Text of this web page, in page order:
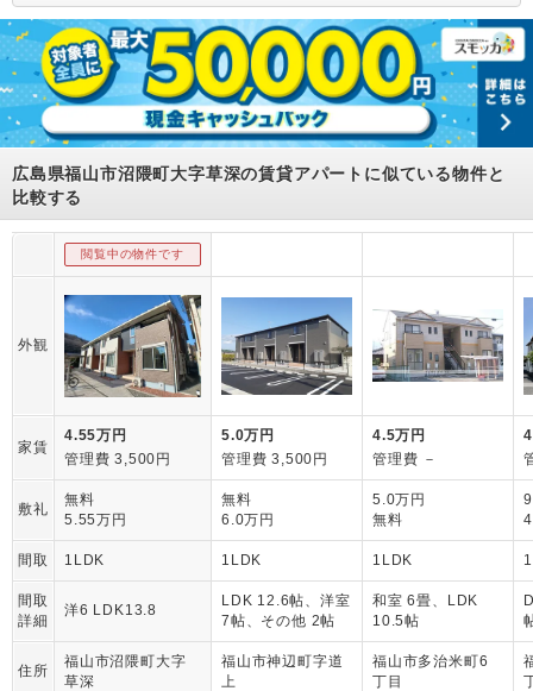
広島県福山市沼隈町大字草深の賃貸アパートに似ている物件と
比較する
閲覧中の物件です
外観
家賃
4.55万円
管理費 3,500円
5.0万円
管理費 3,500円
4.5万円
管理費 －
敷礼
無料
5.55万円
無料
6.0万円
5.0万円
無料
間取 1LDK 1LDK 1LDK
間取
詳細
洋6 LDK13.8
LDK 12.6帖、洋室
7帖、その他 2帖
和室 6畳、LDK
10.5帖
住所
福山市沼隈町大字
草深
福山市神辺町字道
上
福山市多治米町6
丁目